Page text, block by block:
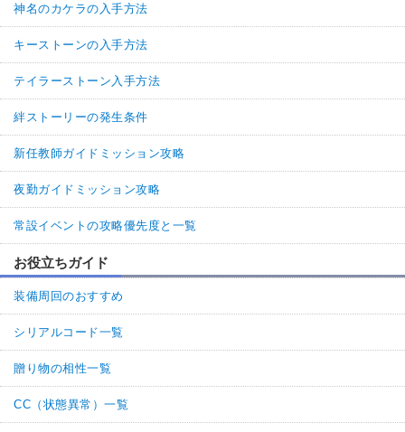
神名のカケラの入手方法
キーストーンの入手方法
テイラーストーン入手方法
絆ストーリーの発生条件
新任教師ガイドミッション攻略
夜勤ガイドミッション攻略
常設イベントの攻略優先度と一覧
お役立ちガイド
装備周回のおすすめ
シリアルコード一覧
贈り物の相性一覧
CC（状態異常）一覧